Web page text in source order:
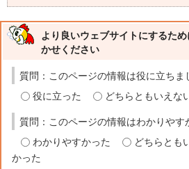
より良いウェブサイトにするた
かせください
質問：このページの情報は役に立ちま
役に立った
どちらともいえな
質問：このページの情報はわかりやす
わかりやすかった
どちらとも
かった